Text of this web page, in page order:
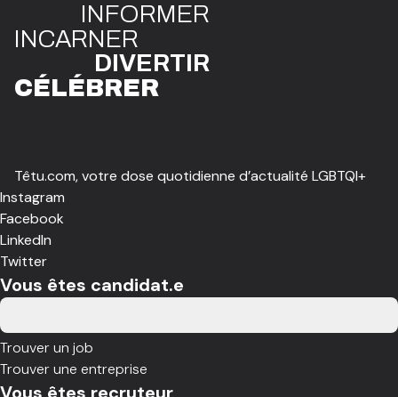
INFORMER
INCARNER
DIVERTIR
CÉLÉBRER
Têtu.com, votre dose quotidienne d’actualité LGBTQI+
Instagram
Facebook
LinkedIn
Twitter
Vous êtes candidat.e
Trouver un job
Trouver une entreprise